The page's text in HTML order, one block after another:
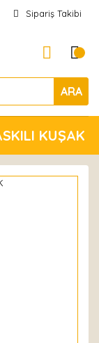
Sipariş Takibi
ARA
KUŞAK